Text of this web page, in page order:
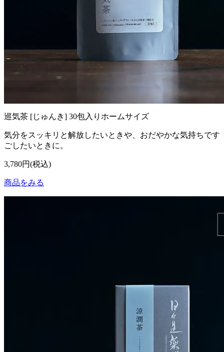
巡気茶 [じゅんき] 30包入りホームサイズ
気分をスッキリと解放したいときや、おだやかな気持ちです
ごしたいときに。
3,780円(税込)
商品をみる